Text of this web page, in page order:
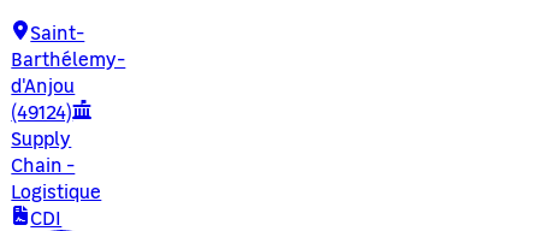
Saint-
Barthélemy-
d'Anjou
(49124)
Supply
Chain -
Logistique
CDI